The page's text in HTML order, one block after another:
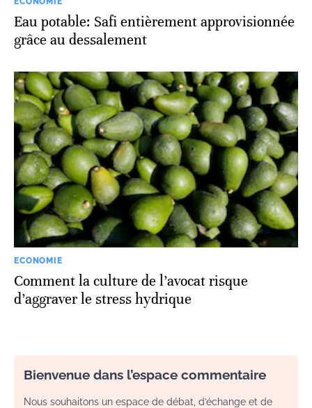
Eau potable: Safi entièrement approvisionnée
grâce au dessalement
ECONOMIE
Comment la culture de l’avocat risque
d’aggraver le stress hydrique
Bienvenue dans l’espace commentaire
Nous souhaitons un espace de débat, d’échange et de